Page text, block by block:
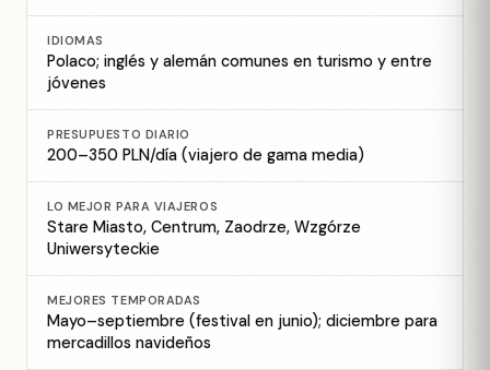
IDIOMAS
Polaco; inglés y alemán comunes en turismo y entre
jóvenes
PRESUPUESTO DIARIO
200–350 PLN/día (viajero de gama media)
LO MEJOR PARA VIAJEROS
Stare Miasto, Centrum, Zaodrze, Wzgórze
Uniwersyteckie
MEJORES TEMPORADAS
Mayo–septiembre (festival en junio); diciembre para
mercadillos navideños